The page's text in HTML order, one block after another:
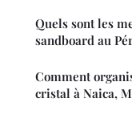
Quels sont les
sandboard au
Comment
cristal à Naica,